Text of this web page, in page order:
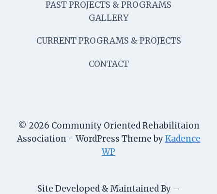
PAST PROJECTS & PROGRAMS
GALLERY
CURRENT PROGRAMS & PROJECTS
CONTACT
© 2026 Community Oriented Rehabilitaion
Association - WordPress Theme byKadence
WP
Site Developed & Maintained By –